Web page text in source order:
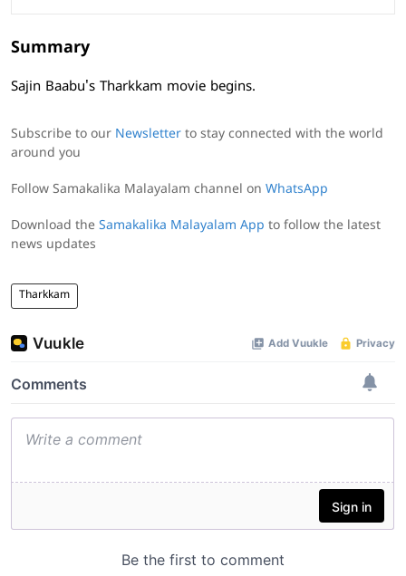
Summary
Sajin Baabu's Tharkkam movie begins.
Subscribe to our Newsletter to stay connected with the world
around you
Follow Samakalika Malayalam channel on WhatsApp
Download the Samakalika Malayalam App to follow the latest
news updates
Tharkkam